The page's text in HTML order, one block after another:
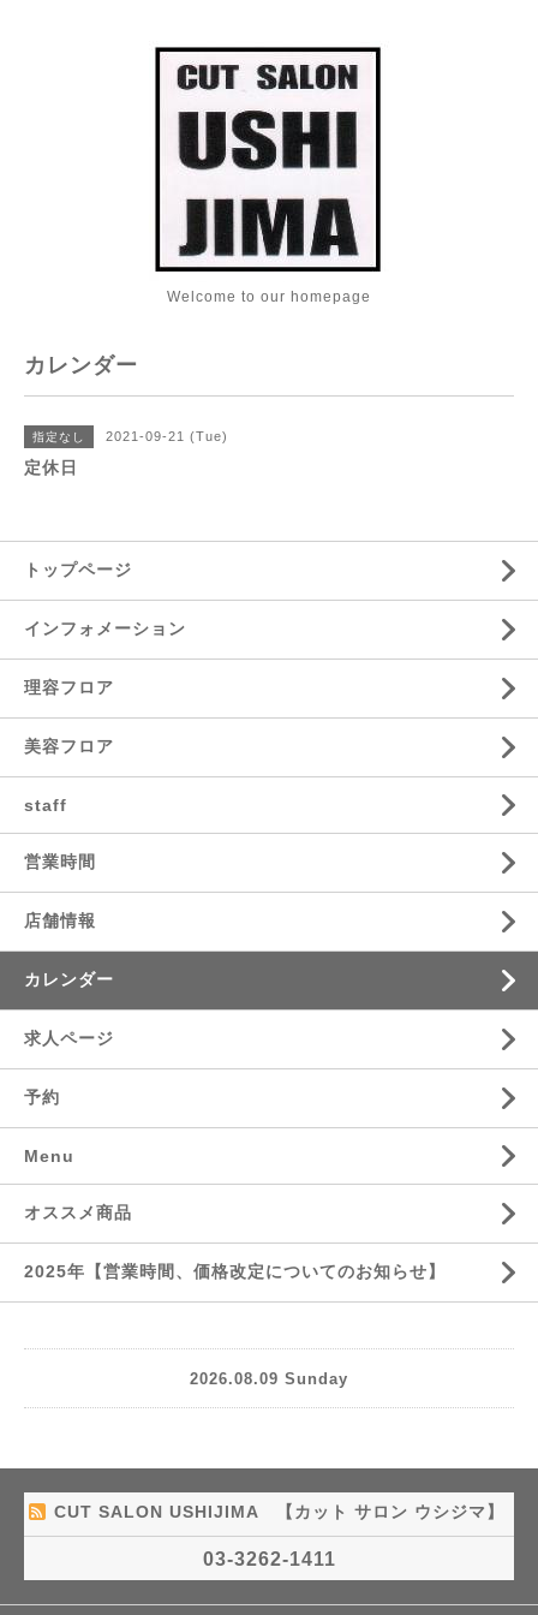
Welcome to our homepage
カレンダー
指定なし 2021-09-21 (Tue)
定休日
トップページ
インフォメーション
理容フロア
美容フロア
staff
営業時間
店舗情報
カレンダー
求人ページ
予約
Menu
オススメ商品
2025年【営業時間、価格改定についてのお知らせ】
2026.08.09 Sunday
CUT SALON USHIJIMA 【カット サロン ウシジマ】
03-3262-1411